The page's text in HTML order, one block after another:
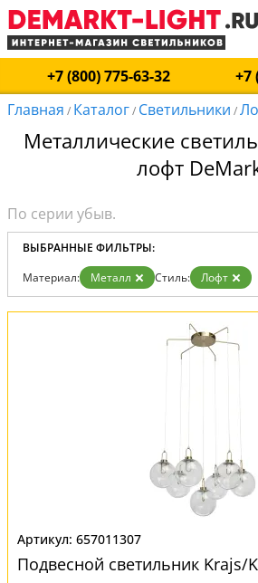
+7 (800) 775-63-32
+7
Главная / Каталог/ Светильники /
Металлические
лофт
ВЫБРАННЫЕ ФИЛЬТРЫ:
Материал: Металл Стиль:
Лофт
Вид:
Светильники
657011307
Подвесной светильник Krajs/